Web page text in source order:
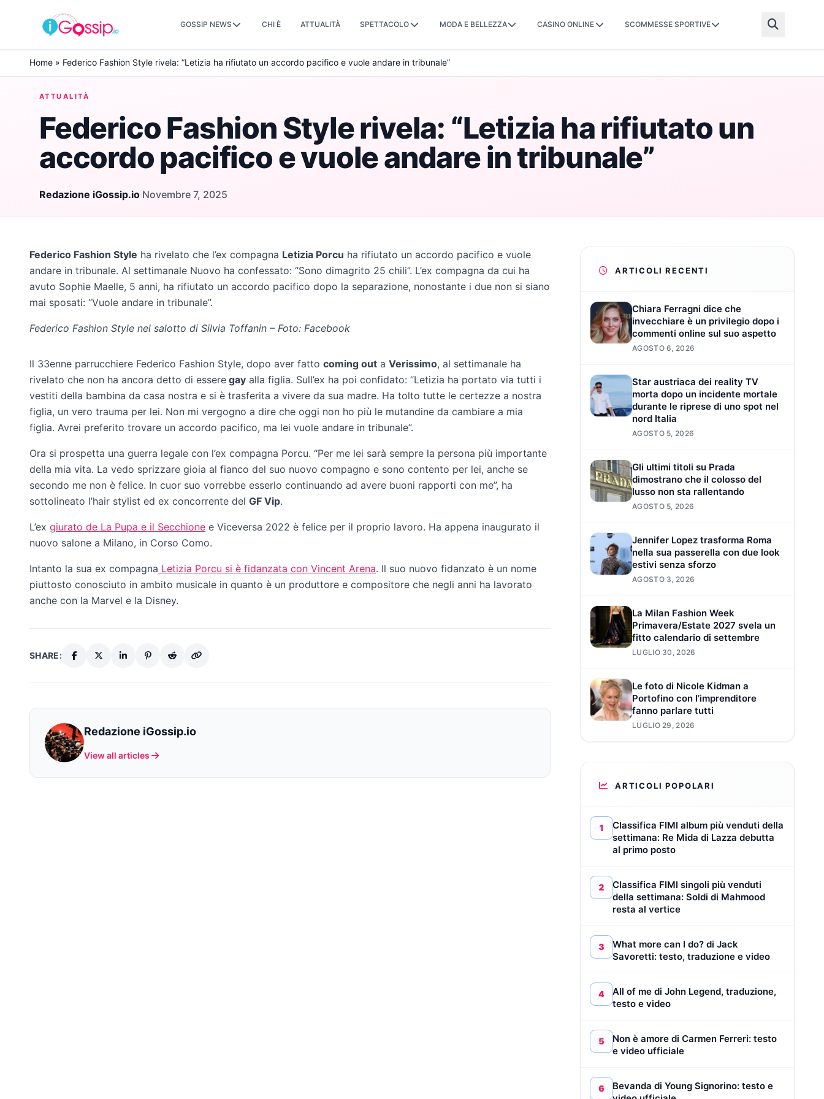
Skip to content
GOSSIP NEWS CHI È ATTUALITÀ SPETTACOLO MODA E BELLEZZA CASINO ONLINE SCOMMESSE SPORTIVE
Home » Federico Fashion Style rivela: “Letizia ha rifiutato un accordo pacifico e vuole andare in tribunale”
ATTUALITÀ
Federico Fashion Style rivela: “Letizia ha rifiutato un
accordo pacifico e vuole andare in tribunale”
Redazione iGossip.io·Novembre 7, 2025
Federico Fashion Style ha rivelato che l’ex compagna Letizia Porcu ha rifiutato un accordo pacifico e vuole
andare in tribunale. Al settimanale Nuovo ha confessato: “Sono dimagrito 25 chili”. L’ex compagna da cui ha
avuto Sophie Maelle, 5 anni, ha rifiutato un accordo pacifico dopo la separazione, nonostante i due non si siano
mai sposati: “Vuole andare in tribunale”.
Federico Fashion Style nel salotto di Silvia Toffanin – Foto: Facebook
Il 33enne parrucchiere Federico Fashion Style, dopo aver fatto coming out a Verissimo, al settimanale ha
rivelato che non ha ancora detto di essere gay alla figlia. Sull’ex ha poi confidato: “Letizia ha portato via tutti i
vestiti della bambina da casa nostra e si è trasferita a vivere da sua madre. Ha tolto tutte le certezze a nostra
figlia, un vero trauma per lei. Non mi vergogno a dire che oggi non ho più le mutandine da cambiare a mia
figlia. Avrei preferito trovare un accordo pacifico, ma lei vuole andare in tribunale”.
Ora si prospetta una guerra legale con l’ex compagna Porcu. “Per me lei sarà sempre la persona più importante
della mia vita. La vedo sprizzare gioia al fianco del suo nuovo compagno e sono contento per lei, anche se
secondo me non è felice. In cuor suo vorrebbe esserlo continuando ad avere buoni rapporti con me”, ha
sottolineato l’hair stylist ed ex concorrente del GF Vip.
L’ex giurato de La Pupa e il Secchione e Viceversa 2022 è felice per il proprio lavoro. Ha appena inaugurato il
nuovo salone a Milano, in Corso Como.
Intanto la sua ex compagna Letizia Porcu si è fidanzata con Vincent Arena. Il suo nuovo fidanzato è un nome
piuttosto conosciuto in ambito musicale in quanto è un produttore e compositore che negli anni ha lavorato
anche con la Marvel e la Disney.
SHARE:
Redazione iGossip.io
View all articles
ARTICOLI RECENTI
Chiara Ferragni dice che
invecchiare è un privilegio dopo i
commenti online sul suo aspetto
AGOSTO 6, 2026
Star austriaca dei reality TV
morta dopo un incidente mortale
durante le riprese di uno spot nel
nord Italia
AGOSTO 5, 2026
Gli ultimi titoli su Prada
dimostrano che il colosso del
lusso non sta rallentando
AGOSTO 5, 2026
Jennifer Lopez trasforma Roma
nella sua passerella con due look
estivi senza sforzo
AGOSTO 3, 2026
La Milan Fashion Week
Primavera/Estate 2027 svela un
fitto calendario di settembre
LUGLIO 30, 2026
Le foto di Nicole Kidman a
Portofino con l’imprenditore
fanno parlare tutti
LUGLIO 29, 2026
ARTICOLI POPOLARI
1
Classifica FIMI album più venduti della
settimana: Re Mida di Lazza debutta
al primo posto
2
Classifica FIMI singoli più venduti
della settimana: Soldi di Mahmood
resta al vertice
3
What more can I do? di Jack
Savoretti: testo, traduzione e video
4
All of me di John Legend, traduzione,
testo e video
5
Non è amore di Carmen Ferreri: testo
e video ufficiale
6
Bevanda di Young Signorino: testo e